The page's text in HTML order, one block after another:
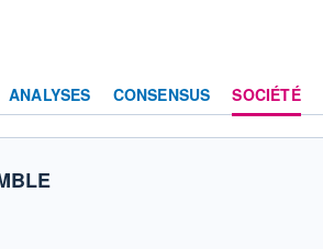
ANALYSES CONSENSUS SOCIÉTÉ